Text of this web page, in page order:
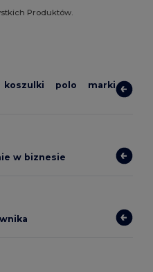
Produktów.
polo marki
w biznesie